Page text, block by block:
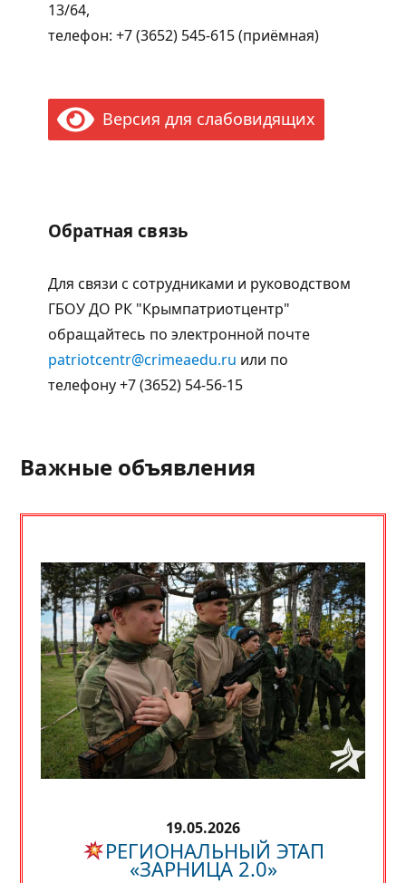
13/64,
телефон: +7 (3652) 545-615 (приёмная)
Версия для слабовидящих
Обратная связь
Для связи с сотрудниками и руководством
ГБОУ ДО РК "Крымпатриотцентр"
обращайтесь по электронной почте
patriotcentr@crimeaedu.ru или по
телефону +7 (3652) 54-56-15
Важные объявления
19.05.2026
РЕГИОНАЛЬНЫЙ ЭТАП
«ЗАРНИЦА 2.0»